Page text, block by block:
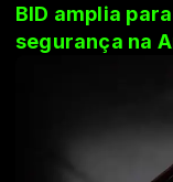
BID amplia
segurança na